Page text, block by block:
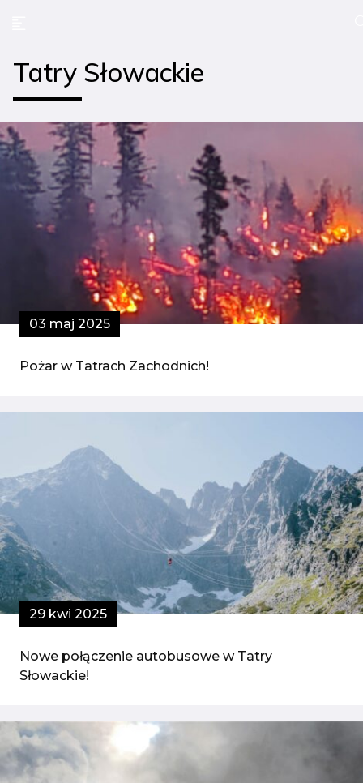
Tatry Słowackie
03 maj 2025
Pożar w Tatrach Zachodnich!
29 kwi 2025
Nowe połączenie autobusowe w Tatry
Słowackie!